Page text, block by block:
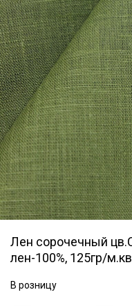
Лен сорочечный
лен-100%, 125гр/м.кв
В розницу